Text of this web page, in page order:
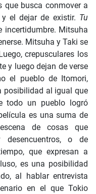
que busca conmover a
el dejar de existir. Tu
incertidumbre. Mitsuha
Mitsuha y Taki se
crepusculares los
y luego dejan de verse
el pueblo de Itomori,
posibilidad al igual que
todo un pueblo logró
es una suma de
de cosas que
desencuentros, o de
que expresan a
es una posibilidad
al hablar entrevista
en el que Tokio